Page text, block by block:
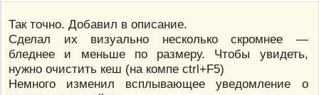
Так точно. Добавил в описание.
Сделал их визуально несколько скромнее —
бледнее и меньше по размеру. Чтобы увидеть,
нужно очистить кеш (на компе ctrl+F5)
Немного изменил всплывающее уведомление о